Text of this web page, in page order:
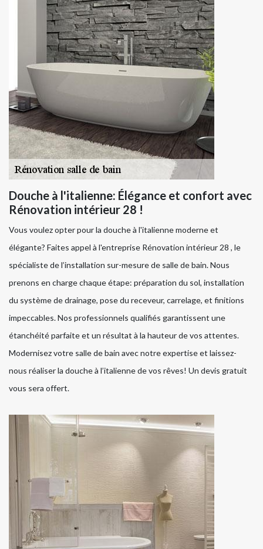
Douche à l'italienne: Élégance et confort avec
Rénovation intérieur 28 !
Vous voulez opter pour la douche à l'italienne moderne et
élégante? Faites appel à l'entreprise Rénovation intérieur 28 , le
spécialiste de l’installation sur-mesure de salle de bain. Nous
prenons en charge chaque étape: préparation du sol, installation
du système de drainage, pose du receveur, carrelage, et finitions
impeccables. Nos professionnels qualifiés garantissent une
étanchéité parfaite et un résultat à la hauteur de vos attentes.
Modernisez votre salle de bain avec notre expertise et laissez-
nous réaliser la douche à l’italienne de vos rêves! Un devis gratuit
vous sera offert.